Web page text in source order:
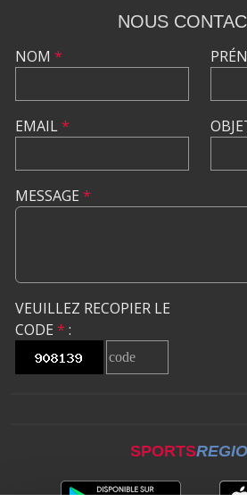
NOUS
NOM *
EMAIL*
MESSAGE *
VEUILLEZ RECOPIER LE
CODE * :
SPORTS